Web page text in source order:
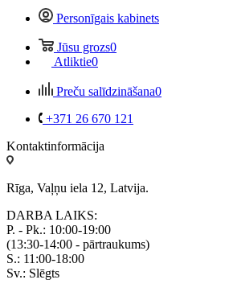
Personīgais kabinets
Jūsu grozs0
Atliktie0
Preču salīdzināšana0
+371 26 670 121
Kontaktinformācija
Rīga, Vaļņu iela 12, Latvija.
DARBA LAIKS:
P. - Pk.: 10:00-19:00
(13:30-14:00 - pārtraukums)
S.: 11:00-18:00
Sv.: Slēgts